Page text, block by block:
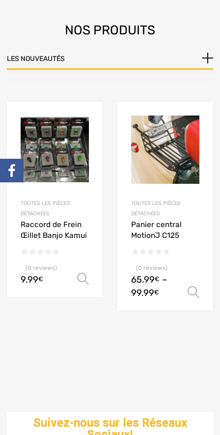
NOS PRODUITS
LES NOUVEAUTÉS
TOUTES LES PIÈCES
DÉTACHÉES
Raccord de Frein
Œillet Banjo Kamui
(0 reviews)
9.99€ Ausführung wählen
TOUTES LES PIÈCES
DÉTACHÉES
Panier central
MotionJ C125
(0 reviews)
65.99€ –
99.99€
D'ORIGINE JUSQU'Á
QUI N'EST
Suivez-nous sur les Réseaux